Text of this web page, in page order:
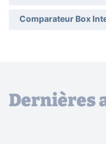
Comparateur Box
Dernières